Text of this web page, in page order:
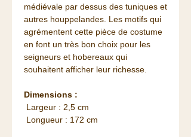
médiévale par dessus des tuniques et
autres houppelandes. Les motifs qui
agrémentent cette pièce de costume
en font un très bon choix pour les
seigneurs et hobereaux qui
souhaitent afficher leur richesse.
Dimensions :
Largeur : 2,5 cm
Longueur : 172 cm